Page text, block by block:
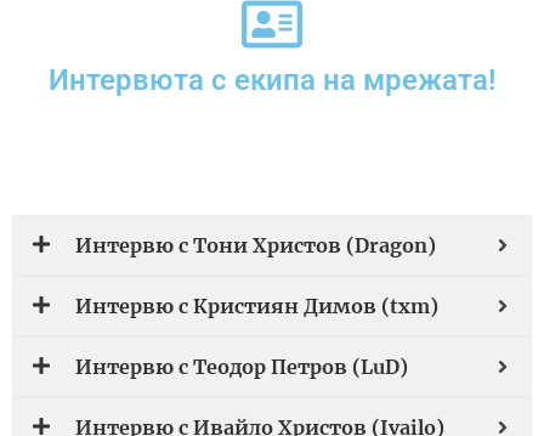
Интервюта с екипа на мрежата!
Интервю с Тони Христов (Dragon)
Интервю с Кристиян Димов (txm)
Интервю с Теодор Петров (LuD)
Интервю с Ивайло Христов (Ivailo)